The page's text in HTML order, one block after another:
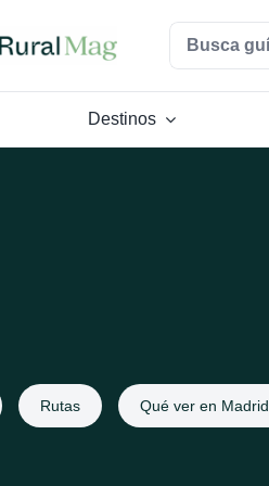
Buscar:
Destinos
Rutas Qué ver en Madrid